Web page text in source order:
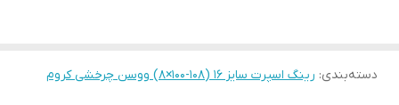
دسته‌بندی: رینگ اسپرت سایز ۱۶ (۱۰۸-۱۰۰×۸) ووسن چرخشی کروم